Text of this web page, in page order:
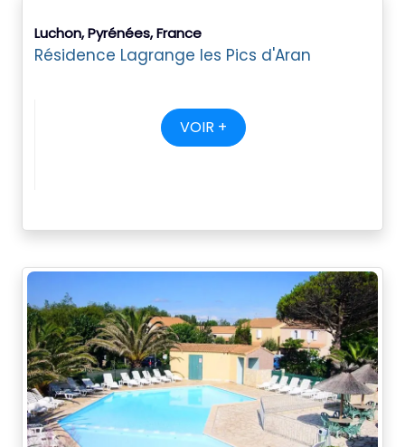
Luchon, Pyrénées, France
Résidence Lagrange les Pics d'Aran
VOIR +